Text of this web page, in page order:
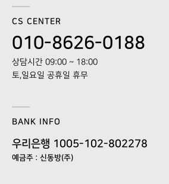
CS CENTER
010-8626-0188
상담시간 09:00 ~ 18:00
토,일요일 공휴일 휴무
BANK INFO
우리은행 1005-102-802278
예금주 : 신동방(주)